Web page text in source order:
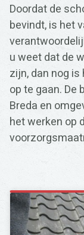
Doordat de
bevindt, is het
u weet dat de
zijn, dan nog
op te gaan. De
Breda en
het werken op